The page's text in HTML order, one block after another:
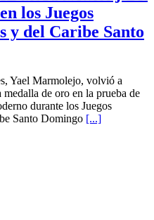
los Juegos
y del Caribe Santo
Yael Marmolejo, volvió a
de oro en la prueba de
durante los Juegos
Santo Domingo [...]